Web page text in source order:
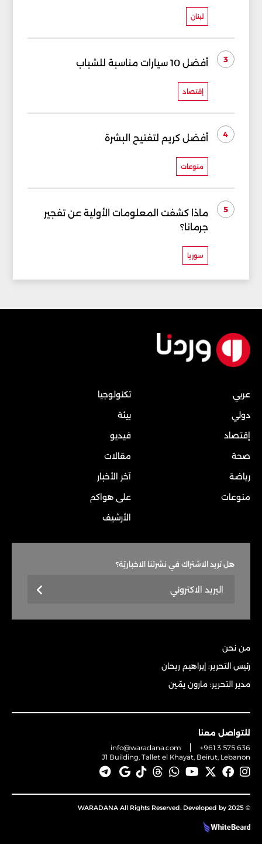
لبنان
3 أفضل 10 سيارات مناسبة للشباب
إقتصاد
4 أفضل كريم لتفتيح البشرة
منوعات
5
ماذا كشفت المعلومات الأولية عن تفجير
جرمانا؟
سوريا
عربي
دولي
إقتصاد
صحة
رياضة
منوعات
تكنولوجيا
بيئة
فيديو
مقالات
آخر الأخبار
على هواكم
الأرشيف
هل تريد الاشتراك في نشرتنا الاخباريّة؟
من نحن
رئيس التحرير: إبراهيم ريحان
مدير التحرير: مارون يمّين
للتواصل معنا
info@waradana.com
+961 3 575 636
J1 Building, Tallet el Khayat, Beirut, Lebanon
© 2025 WARADANA All Rights Reserved. Developed by